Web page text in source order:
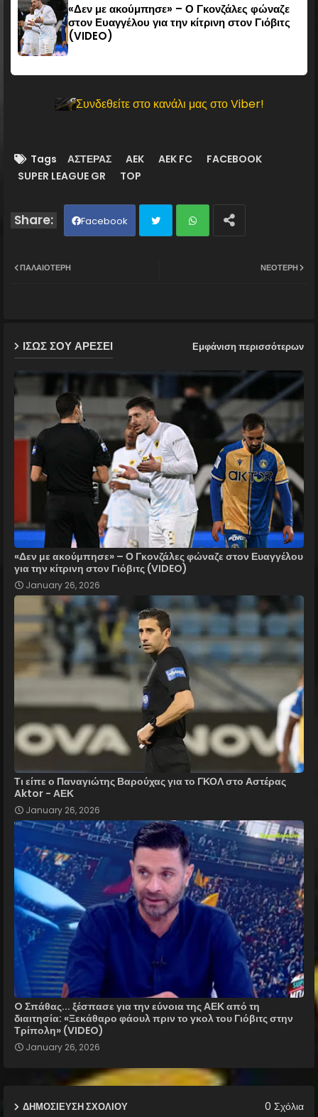
«Δεν με ακούμπησε» – Ο Γκονζάλες φώναζε
στον Ευαγγέλου για την κίτρινη στον Γιόβιτς
(VIDEO)
Συνδεθείτε στο κανάλι μας στο Viber!
Tags ΑΣΤΕΡΑΣ AEK AEK FC
FACEBOOK
SUPER LEAGUE GR
TOP
Facebook
p
ΝΕΌΤΕΡΗ
ΠΑΛΑΙΌΤΕΡΗ
ΙΣΩΣ ΣΟΥ ΑΡΕΣΕΙ Εμφάνιση περισσότερων
«Δεν με ακούμπησε» – Ο Γκονζάλες φώναζε στον Ευαγγέλου
για την κίτρινη στον Γιόβιτς (VIDEO)
January 26, 2026
Τι είπε ο Παναγιώτης Βαρούχας για το ΓΚΟΛ στο Αστέρας
Aktor - ΑΕΚ
January 26, 2026
O Σπάθας... ξέσπασε για την εύνοια της ΑΕΚ από τη
διαιτησία: «Ξεκάθαρο φάουλ πριν το γκολ του Γιόβιτς στην
Τρίπολη» (VIDEO)
January 26, 2026
ΔΗΜΟΣΊΕΥΣΗ ΣΧΟΛΊΟΥ 0 Σχόλια